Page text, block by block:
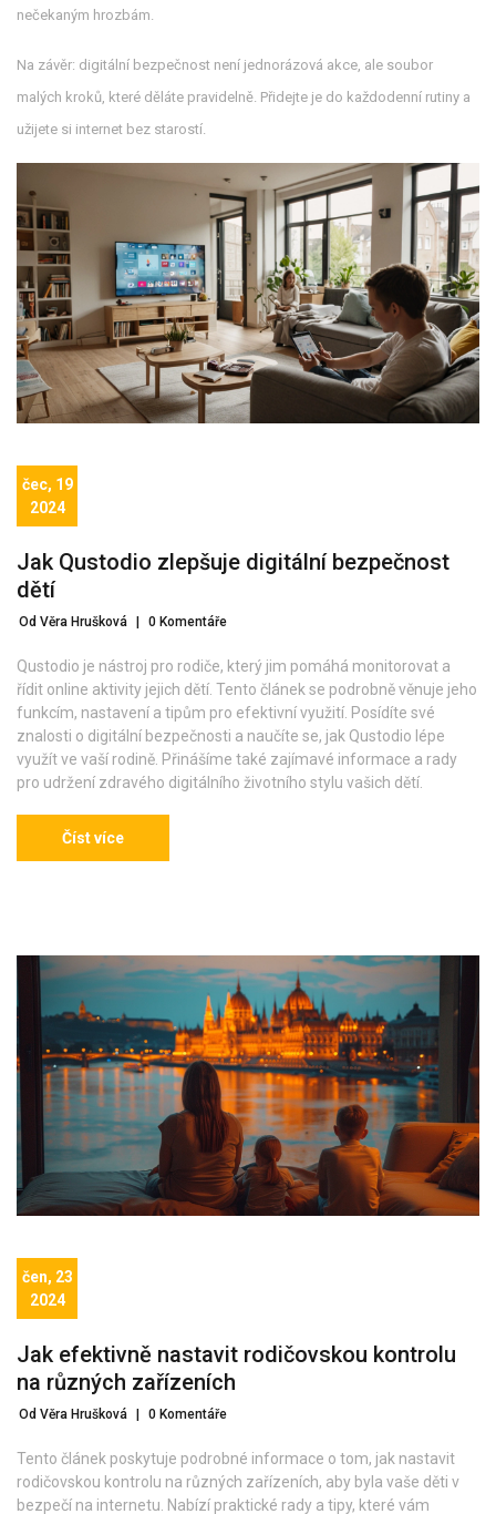
nečekaným hrozbám.
Na závěr: digitální bezpečnost není jednorázová akce, ale soubor
malých kroků, které děláte pravidelně. Přidejte je do každodenní rutiny a
užijete si internet bez starostí.
čec, 19
2024
Jak Qustodio zlepšuje digitální bezpečnost
dětí
Od Věra Hrušková 0 Komentáře
Qustodio je nástroj pro rodiče, který jim pomáhá monitorovat a
řídit online aktivity jejich dětí. Tento článek se podrobně věnuje jeho
funkcím, nastavení a tipům pro efektivní využití. Posídíte své
znalosti o digitální bezpečnosti a naučíte se, jak Qustodio lépe
využít ve vaší rodině. Přinášíme také zajímavé informace a rady
pro udržení zdravého digitálního životního stylu vašich dětí.
Číst více
čen, 23
2024
Jak efektivně nastavit rodičovskou kontrolu
na různých zařízeních
Od Věra Hrušková 0 Komentáře
Tento článek poskytuje podrobné informace o tom, jak nastavit
rodičovskou kontrolu na různých zařízeních, aby byla vaše děti v
bezpečí na internetu. Nabízí praktické rady a tipy, které vám